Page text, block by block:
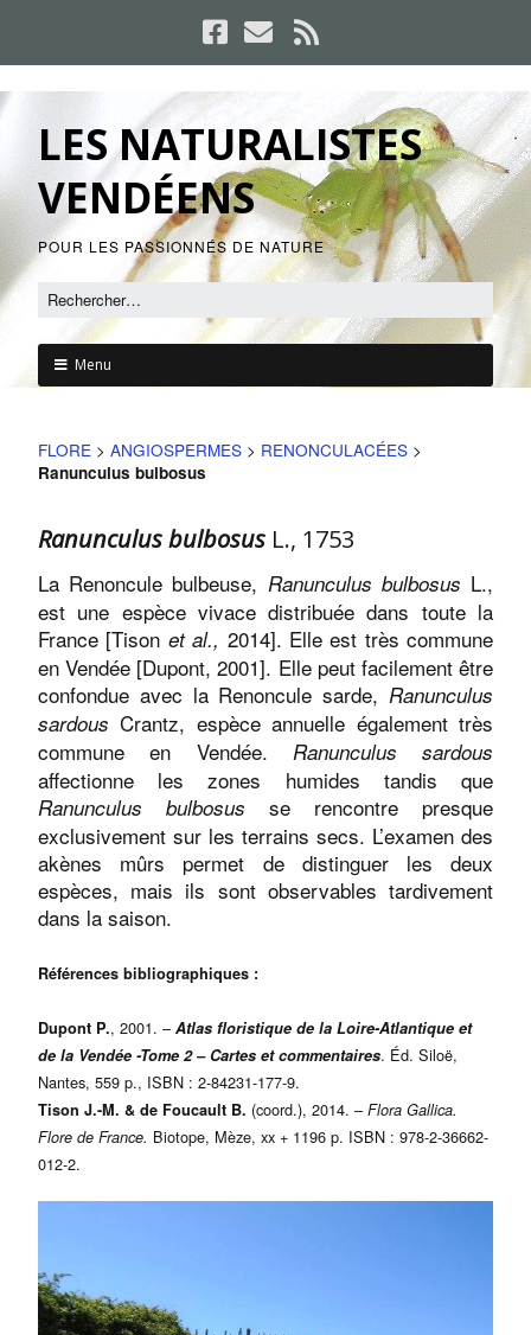
LES NATURALISTES
VENDÉENS
POUR LES PASSIONNÉS DE NATURE
Menu
FLORE > ANGIOSPERMES > RENONCULACÉES >
Ranunculus bulbosus
Ranunculus bulbosus L., 1753
La Renoncule bulbeuse, Ranunculus bulbosus L.,
est une espèce vivace distribuée dans toute la
France [Tison et al., 2014]. Elle est très commune
en Vendée [Dupont, 2001]. Elle peut facilement être
confondue avec la Renoncule sarde, Ranunculus
sardous Crantz, espèce annuelle également très
commune en Vendée. Ranunculus sardous
affectionne les zones humides tandis que
Ranunculus bulbosus se rencontre presque
exclusivement sur les terrains secs. L’examen des
akènes mûrs permet de distinguer les deux
espèces, mais ils sont observables tardivement
dans la saison.
Références bibliographiques :
Dupont P., 2001. – Atlas floristique de la Loire-Atlantique et
de la Vendée -Tome 2 – Cartes et commentaires. Éd. Siloë,
Nantes, 559 p., ISBN : 2-84231-177-9.
Tison J.-M. & de Foucault B. (coord.), 2014. – Flora Gallica.
Flore de France. Biotope, Mèze, xx + 1196 p. ISBN : 978-2-36662-
012-2.